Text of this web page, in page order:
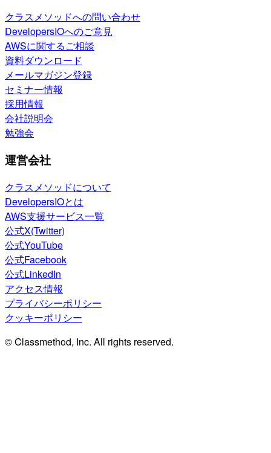
クラスメソッドへの問い合わせ
DevelopersIOへのご意見
AWSに関するご相談
資料ダウンロード
メールマガジン登録
セミナー情報
採用情報
会社説明会
勉強会
運営会社
クラスメソッドについて
DevelopersIOとは
AWS支援サービス一覧
公式X(Twitter)
公式YouTube
公式Facebook
公式LinkedIn
アクセス情報
プライバシーポリシー
クッキーポリシー
© Classmethod, Inc. All rights reserved.